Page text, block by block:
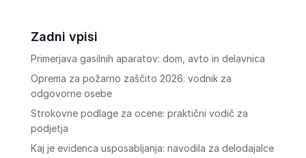
Zadni vpisi
Primerjava gasilnih aparatov: dom, avto in delavnica
Oprema za požarno zaščito 2026: vodnik za
odgovorne osebe
Strokovne podlage za ocene: praktični vodič za
podjetja
Kaj je evidenca usposabljanja: navodila za delodajalce